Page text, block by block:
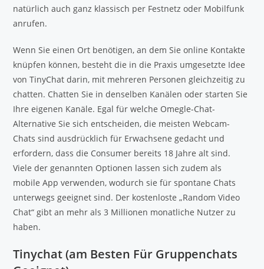
natürlich auch ganz klassisch per Fest­netz oder Mobil­funk
anrufen.
Wenn Sie einen Ort benötigen, an dem Sie online Kontakte
knüpfen können, besteht die in die Praxis umgesetzte Idee
von TinyChat darin, mit mehreren Personen gleichzeitig zu
chatten. Chatten Sie in denselben Kanälen oder starten Sie
Ihre eigenen Kanäle. Egal für welche Omegle-Chat-
Alternative Sie sich entscheiden, die meisten Webcam-
Chats sind ausdrücklich für Erwachsene gedacht und
erfordern, dass die Consumer bereits 18 Jahre alt sind.
Viele der genannten Optionen lassen sich zudem als
mobile App verwenden, wodurch sie für spontane Chats
unterwegs geeignet sind. Der kostenloste „Random Video
Chat“ gibt an mehr als 3 Millionen monatliche Nutzer zu
haben.
Tinychat (am Besten Für Gruppenchats